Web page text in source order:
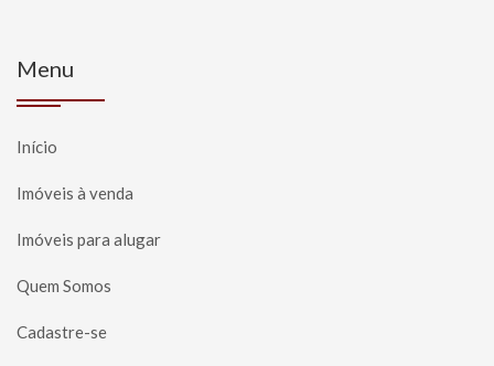
Menu
Início
Imóveis à venda
Imóveis para alugar
Quem Somos
Cadastre-se